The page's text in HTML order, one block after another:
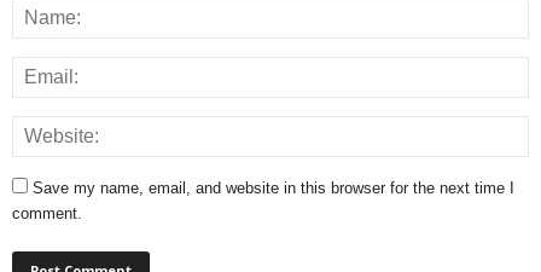
Save my name, email, and website in this browser for the next time I
comment.